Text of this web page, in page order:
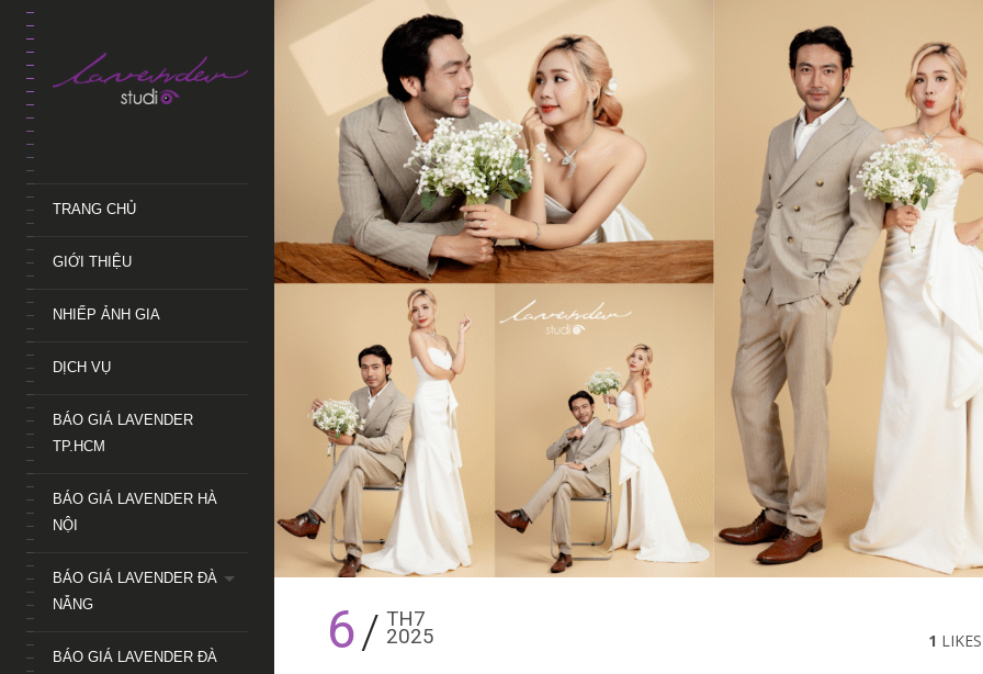
TRANG CHỦ
GIỚI THIỆU
NHIẾP ẢNH GIA
DỊCH VỤ
BÁO GIÁ LAVENDER
TP.HCM
BÁO GIÁ LAVENDER HÀ
NỘI
BÁO GIÁ LAVENDER ĐÀ
NẴNG
BÁO GIÁ LAVENDER ĐÀ
6 TH7
2025 1 LIKES